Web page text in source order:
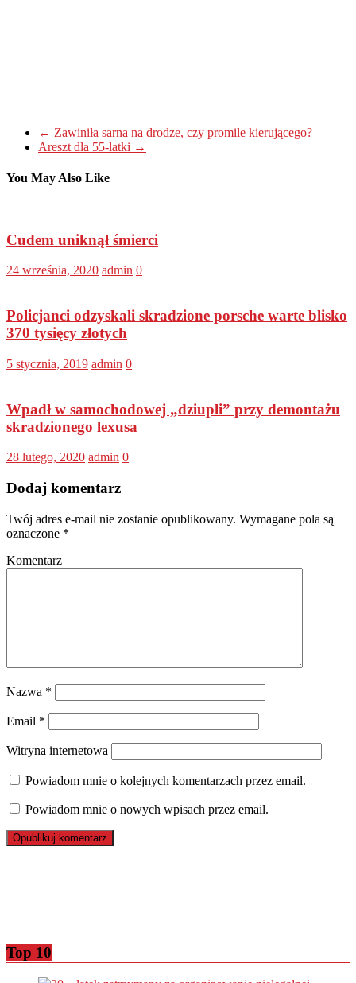
← Zawiniła sarna na drodze, czy promile kierującego?
Areszt dla 55-latki →
You May Also Like
Cudem uniknął śmierci
24 września, 2020 admin 0
Policjanci odzyskali skradzione porsche warte blisko
370 tysięcy złotych
5 stycznia, 2019 admin 0
Wpadł w samochodowej „dziupli” przy demontażu
skradzionego lexusa
28 lutego, 2020 admin 0
Dodaj komentarz
Twój adres e-mail nie zostanie opublikowany. Wymagane pola są
oznaczone *
Komentarz
Nazwa *
Email *
Witryna internetowa
Powiadom mnie o kolejnych komentarzach przez email.
Powiadom mnie o nowych wpisach przez email.
Top 10